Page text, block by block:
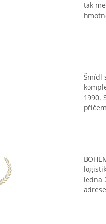
tak
Šmídl
1990.
ledna